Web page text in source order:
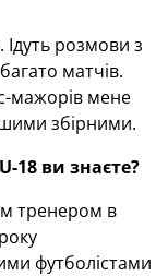
розмови з
матчів.
мажорів мене
збірними.
18 ви знаєте?
тренером в
футболістами